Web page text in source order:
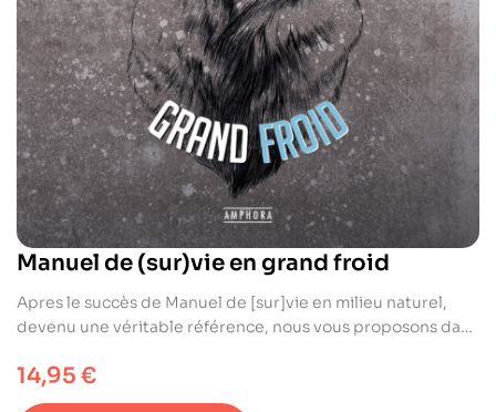
Manuel de (sur)vie en grand froid
Apres le succès de Manuel de [sur]vie en milieu naturel,
devenu une véritable référence, nous vous proposons dans
complémentaires, spécifiques et résolument pragmatiques
traitant de différents environnements naturels. Quel que
14,95 €